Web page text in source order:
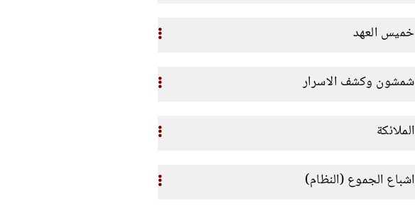
خميس العهد
شمشون وكشف الاسرار
الملائكة
اشباع الجموع (النظام)